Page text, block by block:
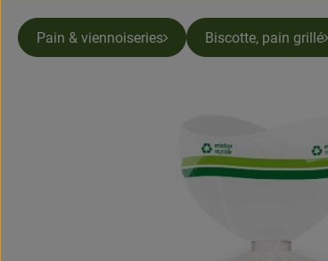
Pain & viennoiseries Biscotte, pain grillé